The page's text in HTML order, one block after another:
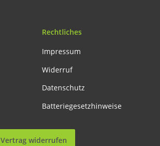
Rechtliches
Impressum
Widerruf
Datenschutz
Batteriegesetzhinweise
Vertrag widerrufen